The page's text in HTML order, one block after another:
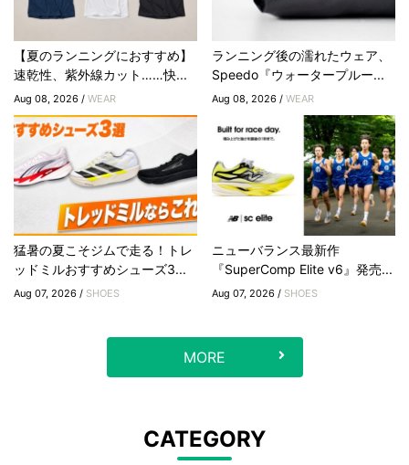
【夏のランニングにおすすめ】
速乾性、紫外線カット……快...
Aug 08, 2026 / WEAR
ランニング後の濡れたウェア、
Speedo『ウォータープルー...
Aug 08, 2026 /WEAR
猛暑の夏こそジムで走る！トレ
ッドミルおすすめシューズ3...
Aug 07, 2026 / SHOES
ニューバランス最新作
『SuperComp Elite v6』発売...
Aug 07, 2026 / SHOES
MORE
CATEGORY